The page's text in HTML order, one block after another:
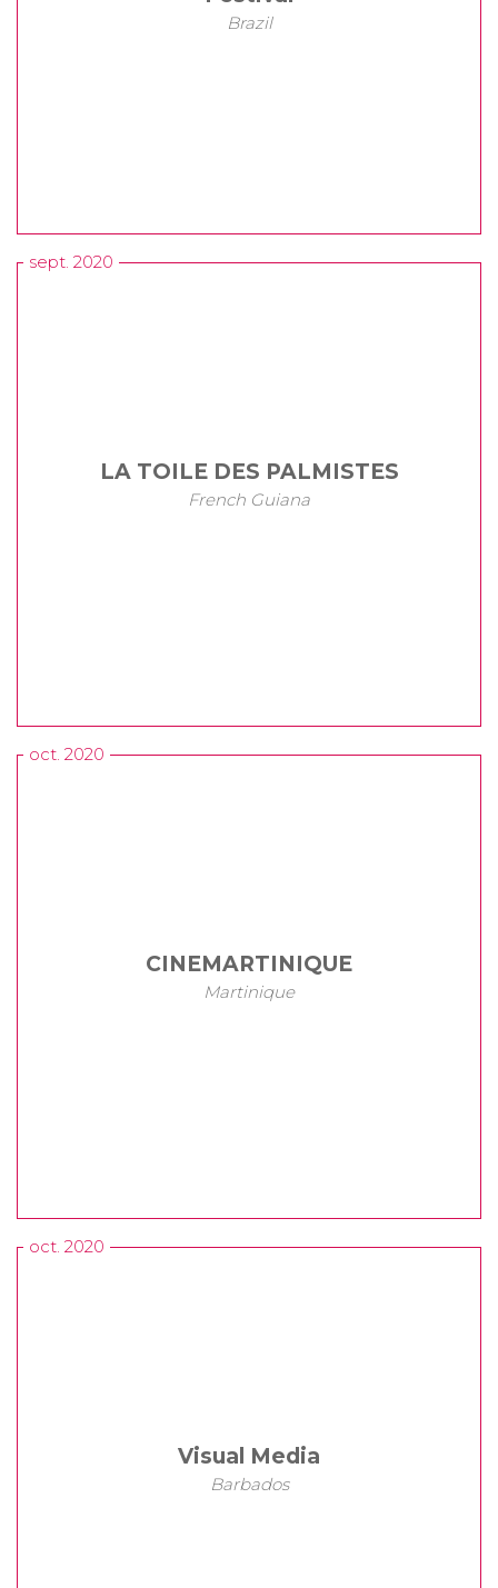
Brazil
sept. 2020
LA TOILE DES PALMISTES
French Guiana
oct. 2020
CINEMARTINIQUE
Martinique
oct. 2020
Visual Media
Barbados